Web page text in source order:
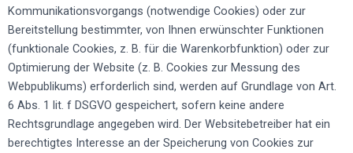
Kommunikationsvorgangs (notwendige Cookies) oder zur
Bereitstellung bestimmter, von Ihnen erwünschter Funktionen
(funktionale Cookies, z. B. für die Warenkorbfunktion) oder zur
Optimierung der Website (z. B. Cookies zur Messung des
Webpublikums) erforderlich sind, werden auf Grundlage von Art.
6 Abs. 1 lit. f DSGVO gespeichert, sofern keine andere
Rechtsgrundlage angegeben wird. Der Websitebetreiber hat ein
berechtigtes Interesse an der Speicherung von Cookies zur